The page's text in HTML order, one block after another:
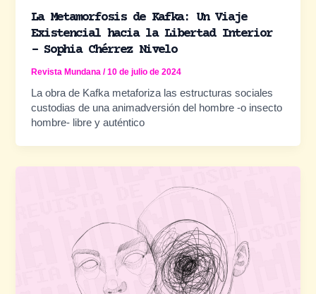
La Metamorfosis de Kafka: Un Viaje
Existencial hacia la Libertad Interior
– Sophia Chérrez Nivelo
Revista Mundana/10 de julio de 2024
La obra de Kafka metaforiza las estructuras sociales
custodias de una animadversión del hombre -o insecto
hombre- libre y auténtico